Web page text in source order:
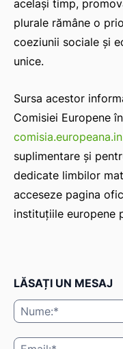
același timp,
plurale rămâne o
coeziunii sociale și
unice.
Sursa acestor
Comisiei Europene
suplimentare și
dedicate limbilor
acceseze pagina
instituțiile europene
LĂSAȚI UN MESAJ